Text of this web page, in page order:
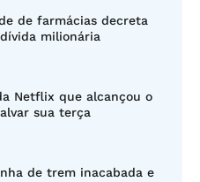
de farmácias decreta
milionária
Netflix que alcançou o
sua terça
de trem inacabada e